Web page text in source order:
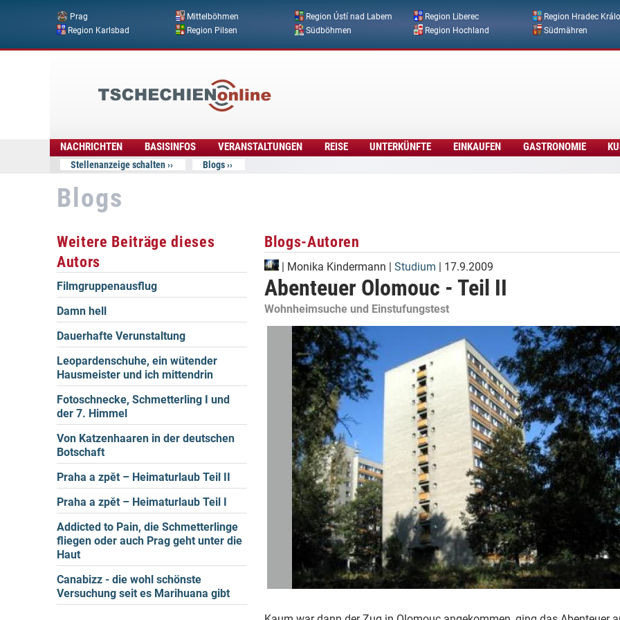
Direkt zum Inhalt
Prag Mittelböhmen Region Ústí nad Labem Region Liberec
Region Hradec
Region Karlsbad
Region Pilsen Südböhmen Region Hochland Südmähren
Online
NACHRICHTEN BASISINFOS VERANSTALTUNGEN REISE UNTERKÜNFTE EINKAUFEN GASTRONOMIE
Stellenanzeige schalten Blogs
Blogs
Weitere Beiträge dieses
Autors
Filmgruppenausflug
Damn hell
Dauerhafte Verunstaltung
Leopardenschuhe, ein wütender
Hausmeister und ich mittendrin
Fotoschnecke, Schmetterling I und
der 7. Himmel
Von Katzenhaaren in der deutschen
Botschaft
Praha a zpět – Heimaturlaub Teil II
Praha a zpět – Heimaturlaub Teil I
Addicted to Pain, die Schmetterlinge
fliegen oder auch Prag geht unter die
Haut
Canabizz - die wohl schönste
Versuchung seit es Marihuana gibt
Blogs-Autoren
| Monika Kindermann | Studium | 17.9.2009
Abenteuer Olomouc - Teil II
Wohnheimsuche und Einstufungstest